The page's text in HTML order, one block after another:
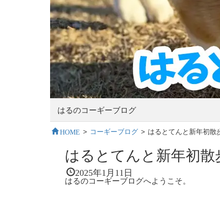
はるのコーギーブログ
HOME > コーギーブログ > はるとてんと新年初散
はるとてんと新年初散
2025年1月11日
はるのコーギーブログへようこそ。